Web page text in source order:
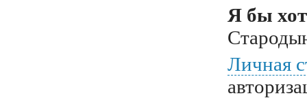
Я бы
Личная